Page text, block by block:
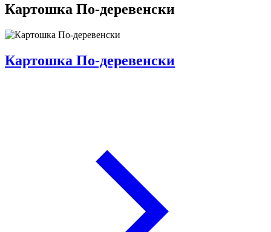
Картошка По-деревенски
Картошка По-деревенски